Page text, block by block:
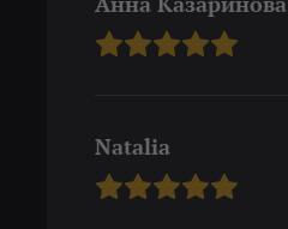
Natalia